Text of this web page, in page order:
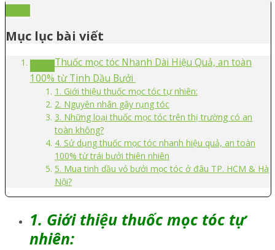
Mục lục bài viết
Thuốc mọc tóc Nhanh Dài Hiệu Quả, an toàn
100% từ Tinh Dầu Bưởi
1. Giới thiệu thuốc mọc tóc tự nhiên:
2. Nguyên nhân gây rụng tóc
3. Những loại thuốc mọc tóc trên thị trường có an
toàn không?
4. Sử dụng thuốc mọc tóc nhanh hiệu quả, an toàn
100% từ trái bưởi thiên nhiên
5. Mua tinh dầu vỏ bưởi mọc tóc ở đâu TP. HCM & Hà
Nội?
1. Giới thiệu thuốc mọc tóc tự
nhiên: